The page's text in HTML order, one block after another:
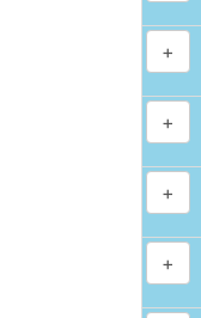
+
+
+
+